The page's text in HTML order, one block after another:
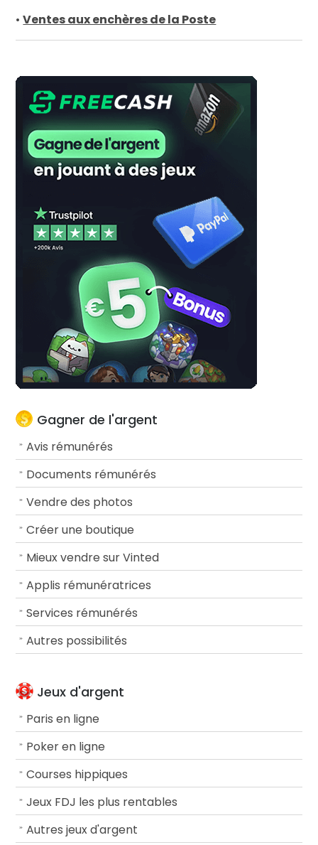
•Ventes aux enchères de la Poste
Gagner de l'argent
Avis rémunérés
Documents rémunérés
Vendre des photos
Créer une boutique
Mieux vendre sur Vinted
Applis rémunératrices
Services rémunérés
Autres possibilités
Jeux d'argent
Paris en ligne
Poker en ligne
Courses hippiques
Jeux FDJ les plus rentables
Autres jeux d'argent